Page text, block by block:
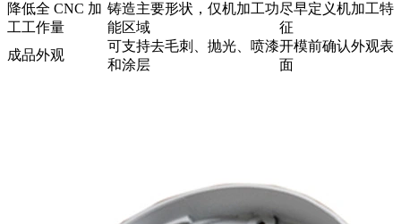
降低全 CNC 加
工工作量
铸造主要形状，仅机加工功
能区域
尽早定义机加工特
征
成品外观
可支持去毛刺、抛光、喷漆
和涂层
开模前确认外观表
面